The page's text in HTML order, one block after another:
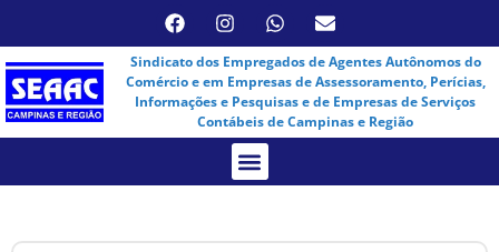
Sindicato dos Empregados de Agentes Autônomos do
Comércio e em Empresas de Assessoramento, Perícias,
Informações e Pesquisas e de Empresas de Serviços
Contábeis de Campinas e Região